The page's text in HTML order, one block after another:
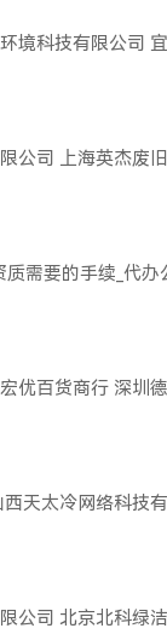
境科技有限公司
公司 上海英杰废
需要的手续_代
优百货商行 深圳
西天太冷网络科技
公司 北京北科绿